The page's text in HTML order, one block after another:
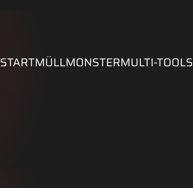
STARTMÜLLMONSTERMULTI-TOOLS